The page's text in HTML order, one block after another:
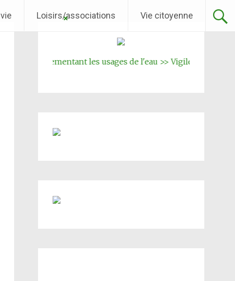
Loisirs/associations Vie citoyenne
réglementant les usages de l'eau >> Vigilence renforcée